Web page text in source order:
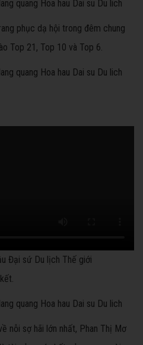
phục dạ hội trong đêm chung
Top 21, Top 10 và Top 6.
Đại sứ Du lịch Thế giới
nỗi sợ hãi lớn nhất, Phan Thị Mơ